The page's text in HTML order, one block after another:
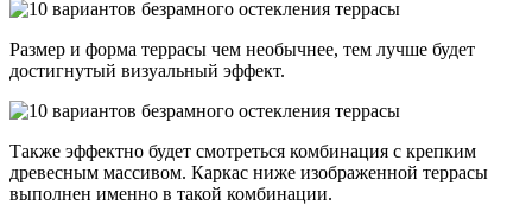
Размер и форма террасы чем необычнее, тем лучше будет
достигнутый визуальный эффект.
Также эффектно будет смотреться комбинация с крепким
древесным массивом. Каркас ниже изображенной террасы
выполнен именно в такой комбинации.